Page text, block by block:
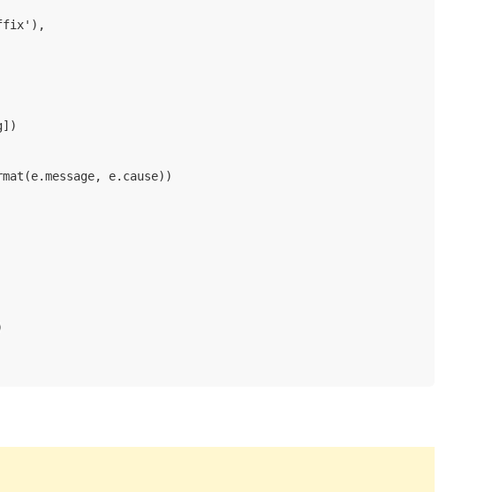
e.cause))